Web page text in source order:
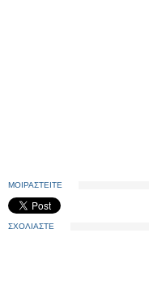
ΜΟΙΡΑΣΤΕΙΤΕ
ΣΧΟΛΙΑΣΤΕ